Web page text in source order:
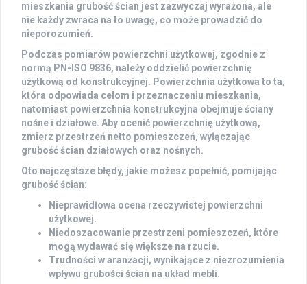
mieszkania grubość ścian jest zazwyczaj wyrażona, ale
nie każdy zwraca na to uwagę, co może prowadzić do
nieporozumień.
Podczas pomiarów powierzchni użytkowej, zgodnie z
normą PN-ISO 9836, należy oddzielić powierzchnię
użytkową od konstrukcyjnej. Powierzchnia użytkowa to ta,
która odpowiada celom i przeznaczeniu mieszkania,
natomiast powierzchnia konstrukcyjna obejmuje ściany
nośne i działowe. Aby ocenić powierzchnię użytkową,
zmierz przestrzeń netto pomieszczeń, wyłączając
grubość ścian działowych oraz nośnych.
Oto najczęstsze błędy, jakie możesz popełnić, pomijając
grubość ścian:
Nieprawidłowa ocena rzeczywistej powierzchni
użytkowej.
Niedoszacowanie przestrzeni pomieszczeń, które
mogą wydawać się większe na rzucie.
Trudności w aranżacji, wynikające z niezrozumienia
wpływu grubości ścian na układ mebli.